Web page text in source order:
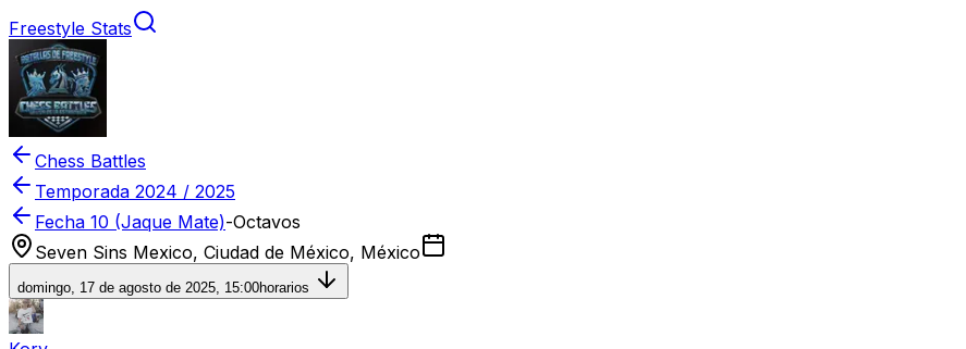
Freestyle Stats
Chess Battles
Temporada 2024 / 2025
Fecha 10 (Jaque Mate)-Octavos
Seven Sins Mexico, Ciudad de México, México
domingo, 17 de agosto de 2025, 15:00horarios